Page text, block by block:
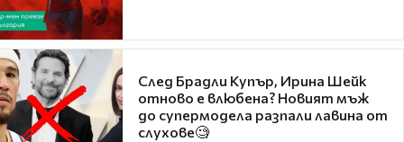
След Брадли Купър, Ирина Шейк
отново е влюбена? Новият мъж
до супермодела разпали лавина от
слухове🧐